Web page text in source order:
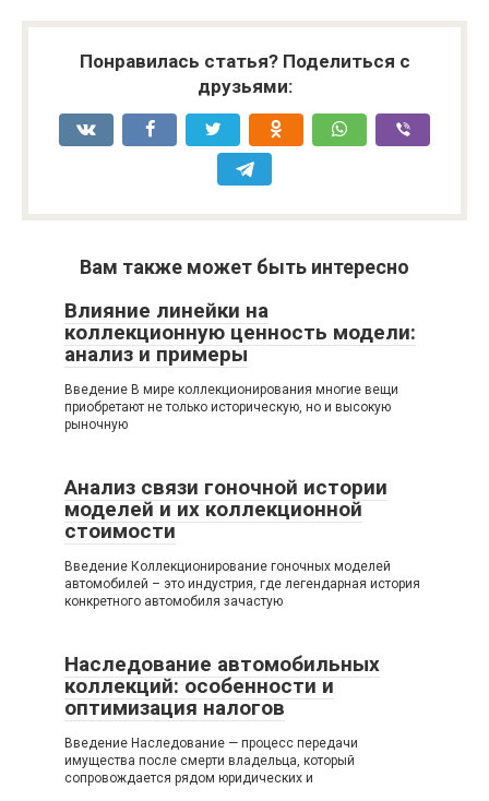
Понравилась статья? Поделиться с
друзьями:
Вам также может быть интересно
Влияние линейки на
коллекционную ценность модели:
анализ и примеры
Введение В мире коллекционирования многие вещи
приобретают не только историческую, но и высокую
рыночную
Анализ связи гоночной истории
моделей и их коллекционной
стоимости
Введение Коллекционирование гоночных моделей
автомобилей – это индустрия, где легендарная история
конкретного автомобиля зачастую
Наследование автомобильных
коллекций: особенности и
оптимизация налогов
Введение Наследование — процесс передачи
имущества после смерти владельца, который
сопровождается рядом юридических и